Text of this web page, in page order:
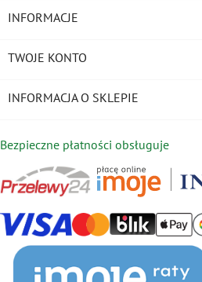
INFORMACJE
TWOJE KONTO
INFORMACJA O SKLEPIE
Bezpieczne płatności obsługuje